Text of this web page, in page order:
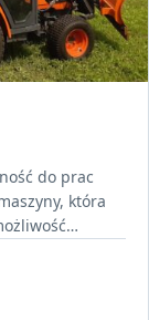
do prac
która